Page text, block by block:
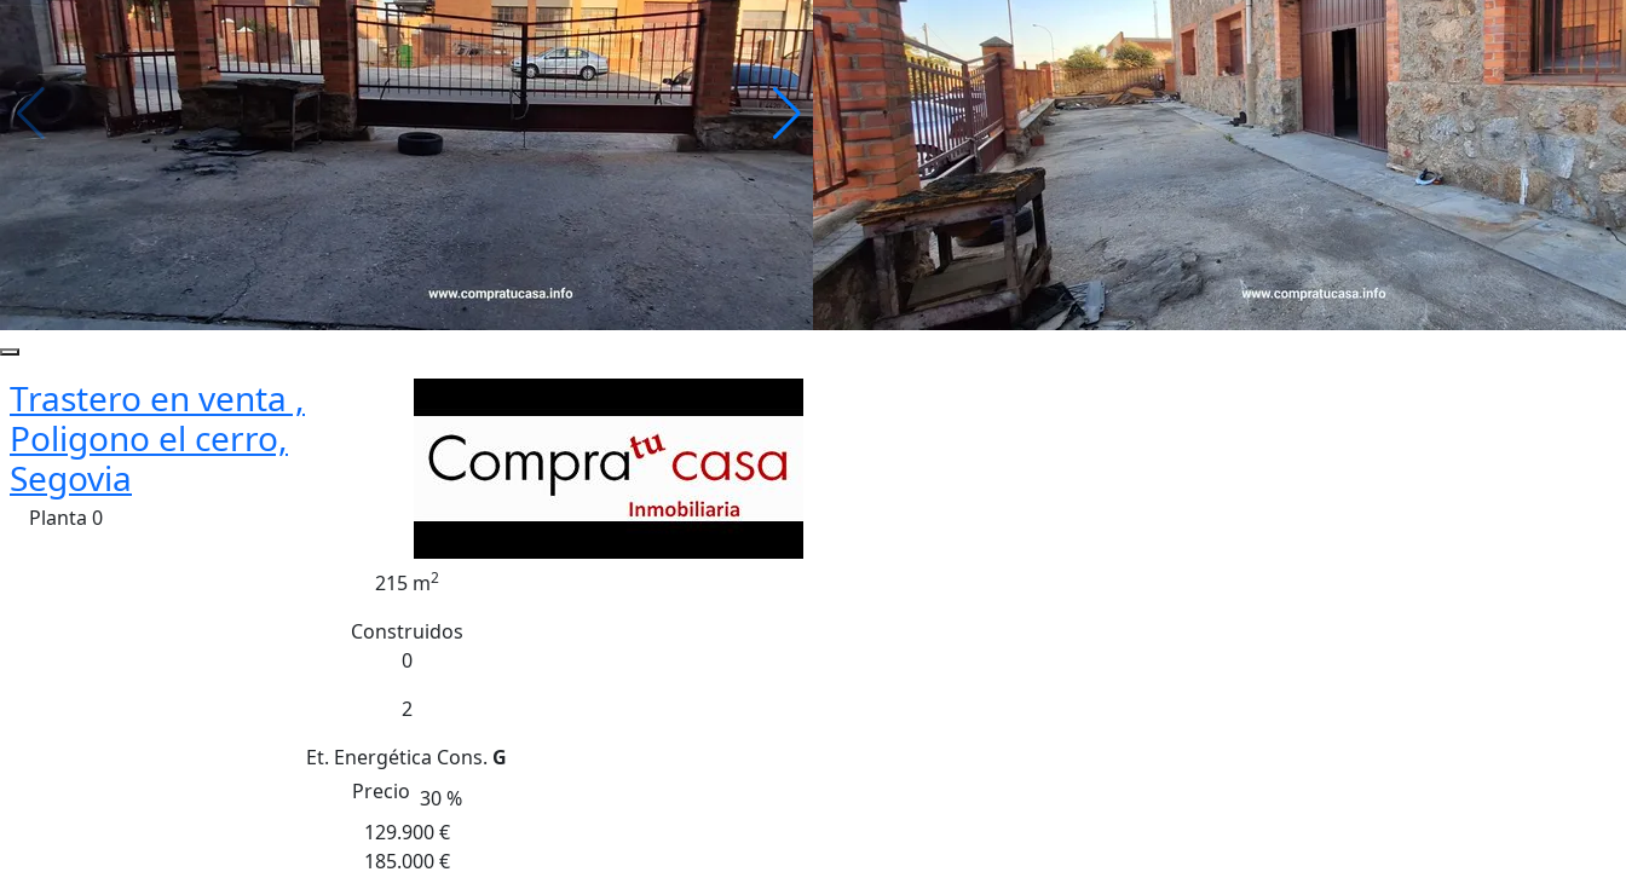
Trastero en venta ,
Poligono el cerro,
Segovia
Planta 0
215 m2
Construidos
0
2
Et. Energética Cons. G
Precio 30 %
129.900 €
185.000 €